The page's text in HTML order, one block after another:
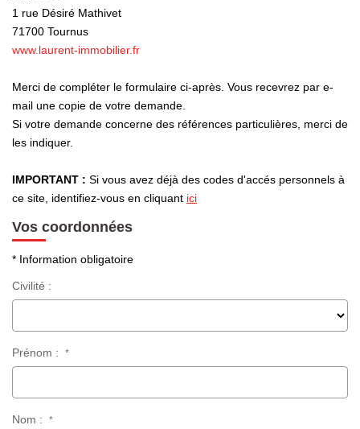
Laurent Immobilier Tournus
Notre Équipe
Nous Rejoindre
CONTACT
1 rue Désiré Mathivet
71700 Tournus
www.laurent-immobilier.fr
Merci de compléter le formulaire ci-après. Vous recevrez par e-
mail une copie de votre demande.
Si votre demande concerne des références particulières, merci de
les indiquer.
IMPORTANT : Si vous avez déjà des codes d'accés personnels à
ce site, identifiez-vous en cliquant ici
Vos coordonnées
* Information obligatoire
Civilité :
Prénom : *
Nom : *